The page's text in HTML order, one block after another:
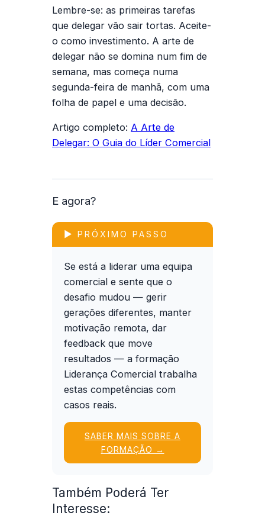
Lembre-se: as primeiras tarefas
que delegar vão sair tortas. Aceite-
o como investimento. A arte de
delegar não se domina num fim de
semana, mas começa numa
segunda-feira de manhã, com uma
folha de papel e uma decisão.
Artigo completo: A Arte de
Delegar: O Guia do Líder Comercial
E agora?
▶ PRÓXIMO PASSO
Se está a liderar uma equipa
comercial e sente que o
desafio mudou — gerir
gerações diferentes, manter
motivação remota, dar
feedback que move
resultados — a formação
Liderança Comercial trabalha
estas competências com
casos reais.
SABER MAIS SOBRE A
FORMAÇÃO →
Também Poderá Ter
Interesse: